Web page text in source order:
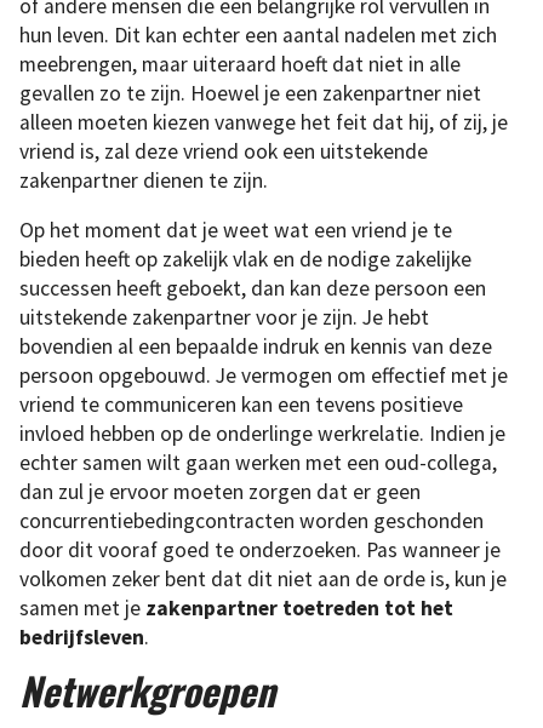
of andere mensen die een belangrijke rol vervullen in
hun leven. Dit kan echter een aantal nadelen met zich
meebrengen, maar uiteraard hoeft dat niet in alle
gevallen zo te zijn. Hoewel je een zakenpartner niet
alleen moeten kiezen vanwege het feit dat hij, of zij, je
vriend is, zal deze vriend ook een uitstekende
zakenpartner dienen te zijn.
Op het moment dat je weet wat een vriend je te
bieden heeft op zakelijk vlak en de nodige zakelijke
successen heeft geboekt, dan kan deze persoon een
uitstekende zakenpartner voor je zijn. Je hebt
bovendien al een bepaalde indruk en kennis van deze
persoon opgebouwd. Je vermogen om effectief met je
vriend te communiceren kan een tevens positieve
invloed hebben op de onderlinge werkrelatie. Indien je
echter samen wilt gaan werken met een oud-collega,
dan zul je ervoor moeten zorgen dat er geen
concurrentiebedingcontracten worden geschonden
door dit vooraf goed te onderzoeken. Pas wanneer je
volkomen zeker bent dat dit niet aan de orde is, kun je
samen met je zakenpartner toetreden tot het
bedrijfsleven.
Netwerkgroepen